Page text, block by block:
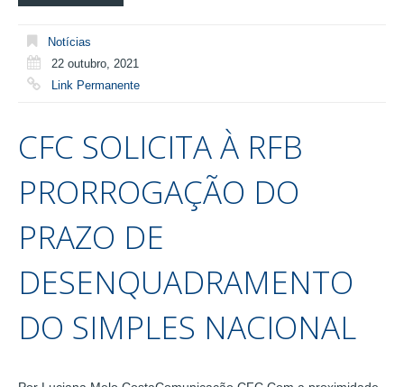
Notícias
22 outubro, 2021
Link Permanente
CFC SOLICITA À RFB
PRORROGAÇÃO DO
PRAZO DE
DESENQUADRAMENTO
DO SIMPLES NACIONAL